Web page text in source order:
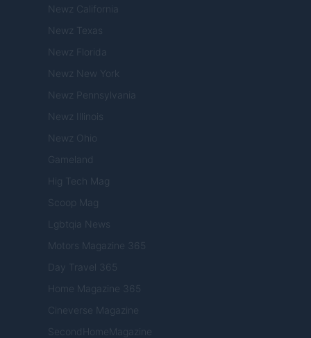
Newz California
Newz Texas
Newz Florida
Newz New York
Newz Pennsylvania
Newz Illinois
Newz Ohio
Gameland
Hig Tech Mag
Scoop Mag
Lgbtqia News
Motors Magazine 365
Day Travel 365
Home Magazine 365
Cineverse Magazine
SecondHomeMagazine